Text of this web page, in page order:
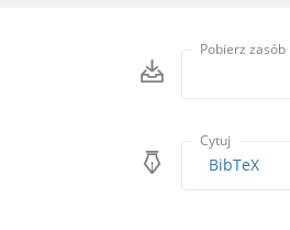
Pobierz zasób
Cytuj
BibTeX